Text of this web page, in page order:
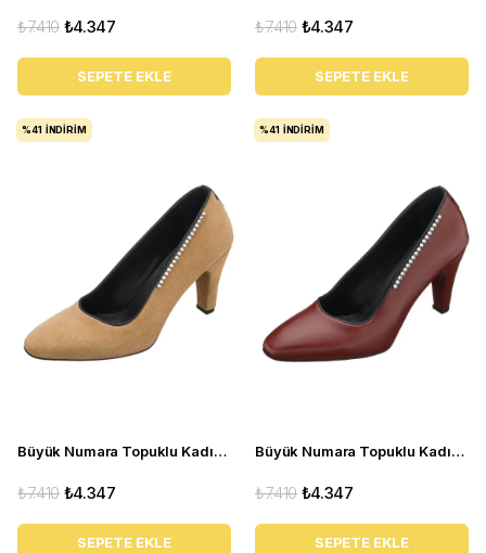
₺4.347
₺7.410
SEPETE EKLE
₺4.347
₺7.410
SEPETE EKLE
Büyük Numara Topuklu Kadın Ayakkabı AYS7986 Kum
₺4.347
₺7.410
SEPETE EKLE
%41 İNDIRIM
Büyük Numara Topuklu Kadın Ayakkabı AYS7986 Kahve
₺4.347
₺7.410
SEPETE EKLE
%41 İNDIRIM